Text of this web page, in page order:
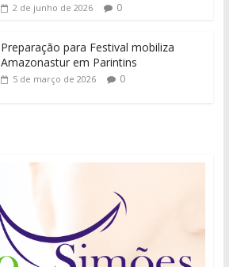
2 de junho de 2026 0
Preparação para Festival mobiliza
Amazonastur em Parintins
5 de março de 2026 0